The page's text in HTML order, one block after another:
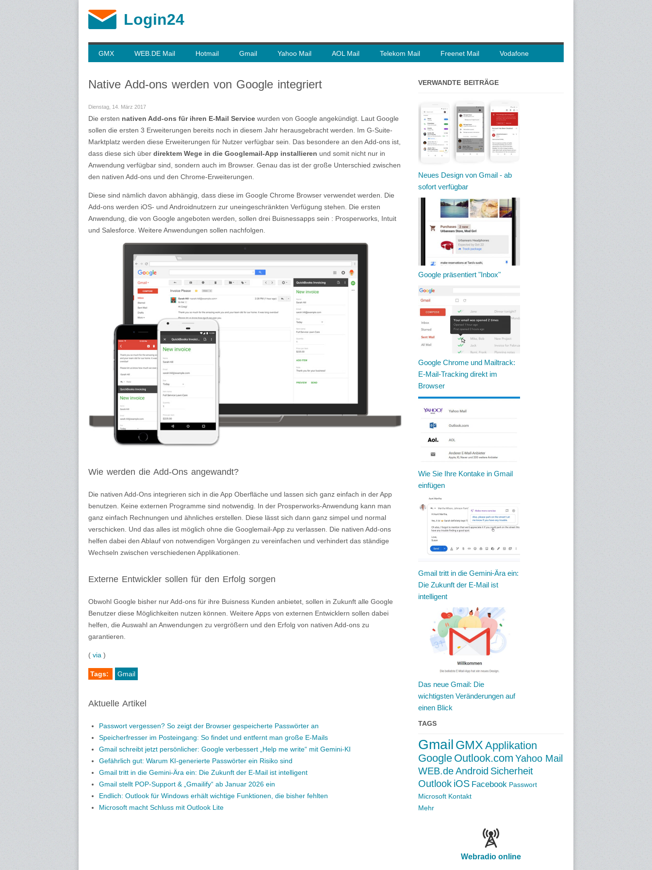
Login24
GMX WEB.DE Mail Hotmail Gmail Yahoo Mail AOL Mail Telekom Mail Freenet Mail Vodafone
Native Add-ons werden von Google integriert
Dienstag, 14. März 2017
Die ersten nativen Add-ons für ihren E-Mail Service wurden von Google angekündigt. Laut Google
sollen die ersten 3 Erweiterungen bereits noch in diesem Jahr herausgebracht werden. Im G-Suite-
Marktplatz werden diese Erweiterungen für Nutzer verfügbar sein. Das besondere an den Add-ons ist,
dass diese sich über direktem Wege in die Googlemail-App installieren und somit nicht nur in
Anwendung verfügbar sind, sondern auch im Browser. Genau das ist der große Unterschied zwischen
den nativen Add-ons und den Chrome-Erweiterungen.
Diese sind nämlich davon abhängig, dass diese im Google Chrome Browser verwendet werden. Die
Add-ons werden iOS- und Androidnutzern zur uneingeschränkten Verfügung stehen. Die ersten
Anwendung, die von Google angeboten werden, sollen drei Buisnessapps sein : Prosperworks, Intuit
und Salesforce. Weitere Anwendungen sollen nachfolgen.
Wie werden die Add-Ons angewandt?
Die nativen Add-Ons integrieren sich in die App Oberfläche und lassen sich ganz einfach in der App
benutzen. Keine externen Programme sind notwendig. In der Prosperworks-Anwendung kann man
ganz einfach Rechnungen und ähnliches erstellen. Diese lässt sich dann ganz simpel und normal
verschicken. Und das alles ist möglich ohne die Googlemail-App zu verlassen. Die nativen Add-ons
helfen dabei den Ablauf von notwendigen Vorgängen zu vereinfachen und verhindert das ständige
Wechseln zwischen verschiedenen Applikationen.
Externe Entwickler sollen für den Erfolg sorgen
Obwohl Google bisher nur Add-ons für ihre Buisness Kunden anbietet, sollen in Zukunft alle Google
Benutzer diese Möglichkeiten nutzen können. Weitere Apps von externen Entwicklern sollen dabei
helfen, die Auswahl an Anwendungen zu vergrößern und den Erfolg von nativen Add-ons zu
garantieren.
( via )
Tags: Gmail
Aktuelle Artikel
Passwort vergessen? So zeigt der Browser gespeicherte Passwörter an
Speicherfresser im Posteingang: So findet und entfernt man große E-Mails
Gmail schreibt jetzt persönlicher: Google verbessert „Help me write“ mit Gemini-KI
Gefährlich gut: Warum KI-generierte Passwörter ein Risiko sind
Gmail tritt in die Gemini-Ära ein: Die Zukunft der E-Mail ist intelligent
Gmail stellt POP-Support & „Gmailify“ ab Januar 2026 ein
Endlich: Outlook für Windows erhält wichtige Funktionen, die bisher fehlten
Microsoft macht Schluss mit Outlook Lite
VERWANDTE BEITRÄGE
Neues Design von Gmail - ab
sofort verfügbar
Google präsentiert "Inbox"
Google Chrome und Mailtrack:
E-Mail-Tracking direkt im
Browser
Wie Sie Ihre Kontake in Gmail
einfügen
Gmail tritt in die Gemini-Ära ein:
Die Zukunft der E-Mail ist
intelligent
Das neue Gmail: Die
wichtigsten Veränderungen auf
einen Blick
TAGS
Gmail GMX Applikation
Google Outlook.com Yahoo Mail
WEB.deAndroid Sicherheit
Outlook iOS Facebook Passwort
Microsoft Kontakt
Mehr
Webradio online